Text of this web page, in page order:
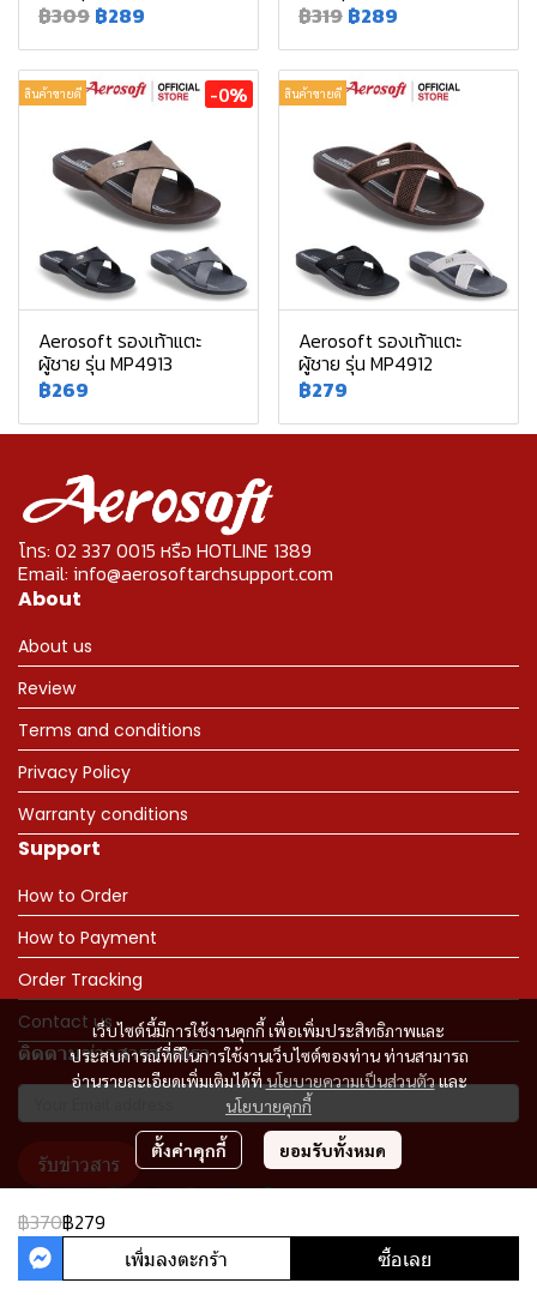
฿309 ฿289
฿319 ฿289
สินค้าขายดี -0%
Aerosoft รองเท้าแตะ
ผู้ชาย รุ่น MP4913
฿269
สินค้าขายดี
Aerosoft รองเท้าแตะ
ผู้ชาย รุ่น MP4912
฿279
฿370฿279
เพิ่มลงตะกร้า ซื้อเลย
เว็บไซต์นี้มีการใช้งานคุกกี้ เพื่อเพิ่มประสิทธิภาพและ
ประสบการณ์ที่ดีในการใช้งานเว็บไซต์ของท่าน ท่านสามารถ
อ่านรายละเอียดเพิ่มเติมได้ที่นโยบายความเป็นส่วนตัวและ
นโยบายคุกกี้
ตั้งค่าคุกกี้ ยอมรับทั้งหมด
โทร: 02 337 0015 หรือ HOTLINE 1389
Email: info@aerosoftarchsupport.com
About
About us
Review
Terms and conditions
Privacy Policy
Warranty conditions
Support
How to Order
How to Payment
Order Tracking
Contact us
ติดตามข่าวสารจากเรา
รับข่าวสาร
Copyright 2023 | All Rights Reserved | Powered by MWE